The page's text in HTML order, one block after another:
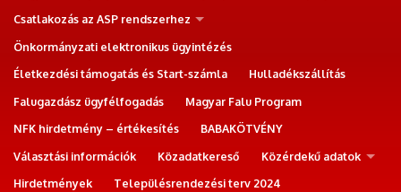
Csatlakozás az ASP rendszerhez
Önkormányzati elektronikus ügyintézés
Életkezdési támogatás és Start-számla
Hulladékszállítás
Falugazdász ügyfélfogadás
Magyar Falu Program
NFK hirdetmény – értékesítés
BABAKÖTVÉNY
Választási információk
Közadatkereső
Közérdekű adatok
Hirdetmények
Településrendezési terv 2024